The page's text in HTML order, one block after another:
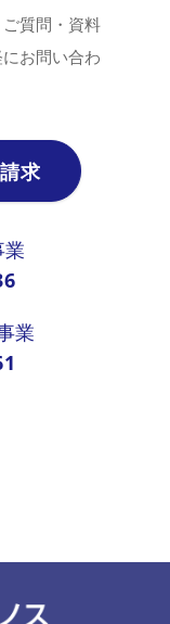
質問・資料
お問い合わ
求
業